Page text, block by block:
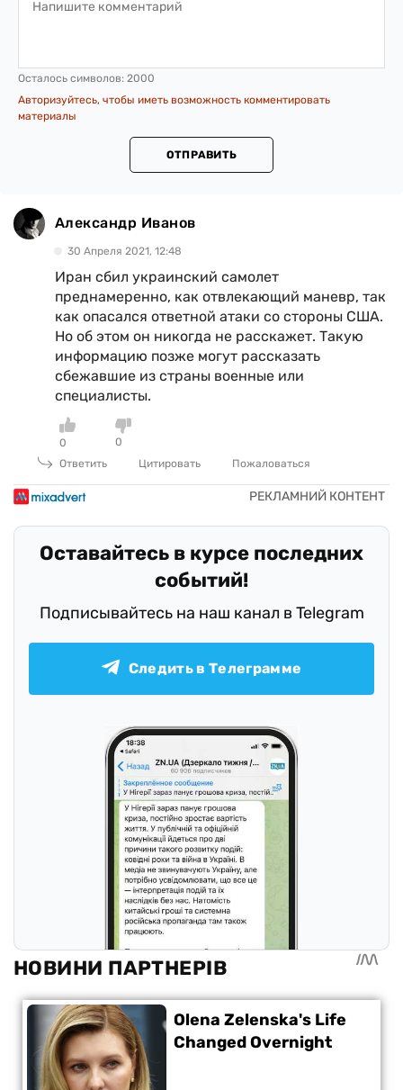
Осталось символов: 2000
Авторизуйтесь, чтобы иметь возможность комментировать
материалы
ОТПРАВИТЬ
Александр Иванов
30 Апреля 2021, 12:48
Иран сбил украинский самолет
преднамеренно, как отвлекающий маневр, так
как опасался ответной атаки со стороны США.
Но об этом он никогда не расскажет. Такую
информацию позже могут рассказать
сбежавшие из страны военные или
специалисты.
0
0
Ответить
Цитировать Пожаловаться
Оставайтесь в курсе последних
событий!
Подписывайтесь на наш канал в Telegram
Следить в Телеграмме